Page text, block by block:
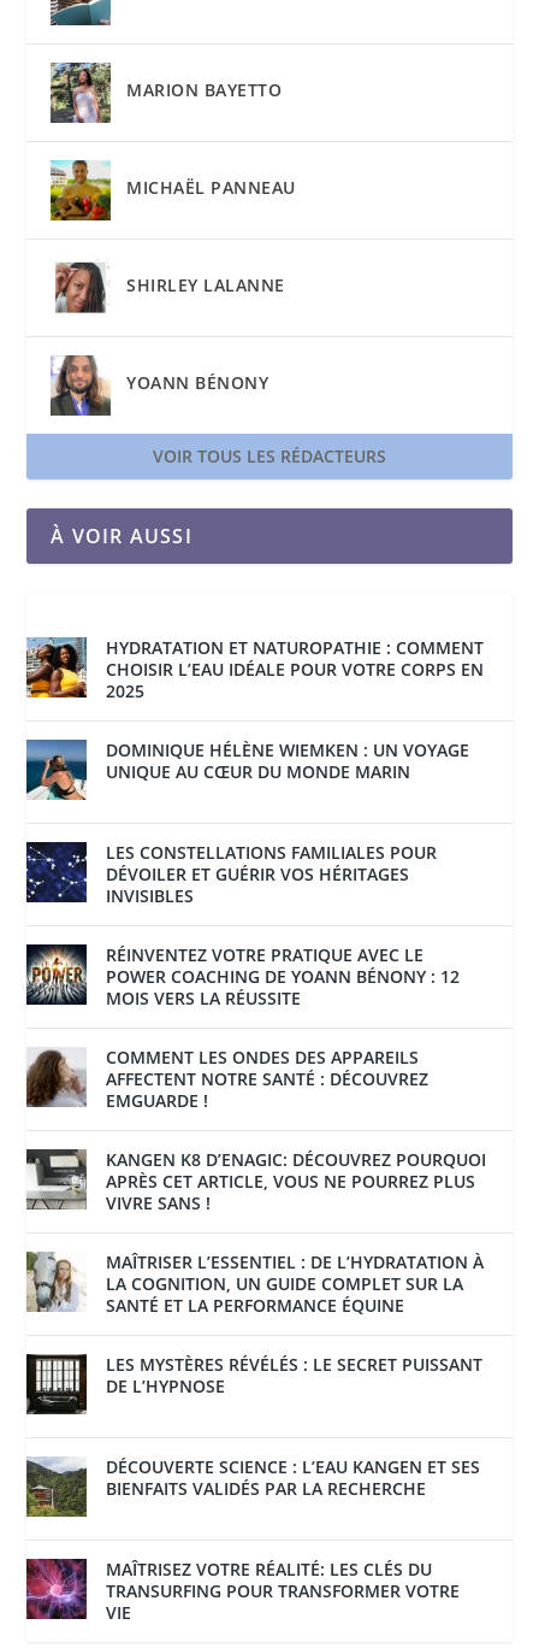
MARION BAYETTO
MICHAËL PANNEAU
SHIRLEY LALANNE
YOANN BÉNONY
VOIR TOUS LES RÉDACTEURS
À VOIR AUSSI
HYDRATATION ET NATUROPATHIE : COMMENT
CHOISIR L’EAU IDÉALE POUR VOTRE CORPS EN
2025
DOMINIQUE HÉLÈNE WIEMKEN : UN VOYAGE
UNIQUE AU CŒUR DU MONDE MARIN
LES CONSTELLATIONS FAMILIALES POUR
DÉVOILER ET GUÉRIR VOS HÉRITAGES
INVISIBLES
RÉINVENTEZ VOTRE PRATIQUE AVEC LE
POWER COACHING DE YOANN BÉNONY : 12
MOIS VERS LA RÉUSSITE
COMMENT LES ONDES DES APPAREILS
AFFECTENT NOTRE SANTÉ : DÉCOUVREZ
EMGUARDE !
KANGEN K8 D’ENAGIC: DÉCOUVREZ POURQUOI
APRÈS CET ARTICLE, VOUS NE POURREZ PLUS
VIVRE SANS !
MAÎTRISER L’ESSENTIEL : DE L’HYDRATATION À
LA COGNITION, UN GUIDE COMPLET SUR LA
SANTÉ ET LA PERFORMANCE ÉQUINE
LES MYSTÈRES RÉVÉLÉS : LE SECRET PUISSANT
DE L’HYPNOSE
DÉCOUVERTE SCIENCE : L’EAU KANGEN ET SES
BIENFAITS VALIDÉS PAR LA RECHERCHE
MAÎTRISEZ VOTRE RÉALITÉ: LES CLÉS DU
TRANSURFING POUR TRANSFORMER VOTRE
VIE